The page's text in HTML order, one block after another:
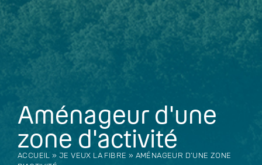
Aménageur d'une
zone d'activité
ACCUEIL »JE VEUX LA FIBRE » AMÉNAGEUR D’UNE ZONE